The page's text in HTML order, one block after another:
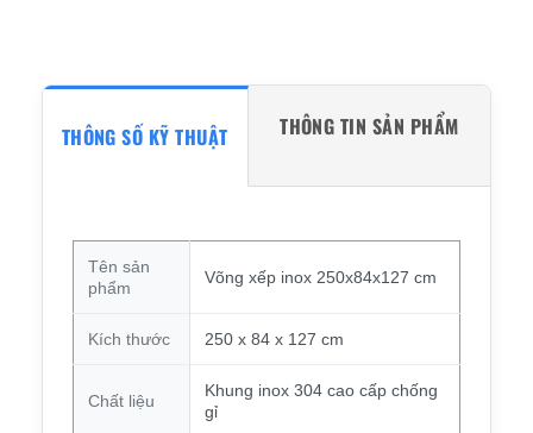
THÔNG SỐ KỸ THUẬT THÔNG TIN SẢN PHẨM
Tên sản
phẩm
Võng xếp inox 250x84x127 cm
Kích thước 250 x 84 x 127 cm
Chất liệu
Khung inox 304 cao cấp chống
gỉ